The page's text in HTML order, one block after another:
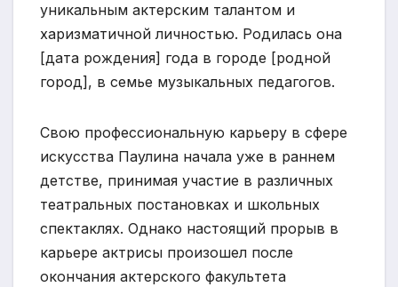
уникальным актерским талантом и
харизматичной личностью. Родилась она
[дата рождения] года в городе [родной
город], в семье музыкальных педагогов.
Свою профессиональную карьеру в сфере
искусства Паулина начала уже в раннем
детстве, принимая участие в различных
театральных постановках и школьных
спектаклях. Однако настоящий прорыв в
карьере актрисы произошел после
окончания актерского факультета